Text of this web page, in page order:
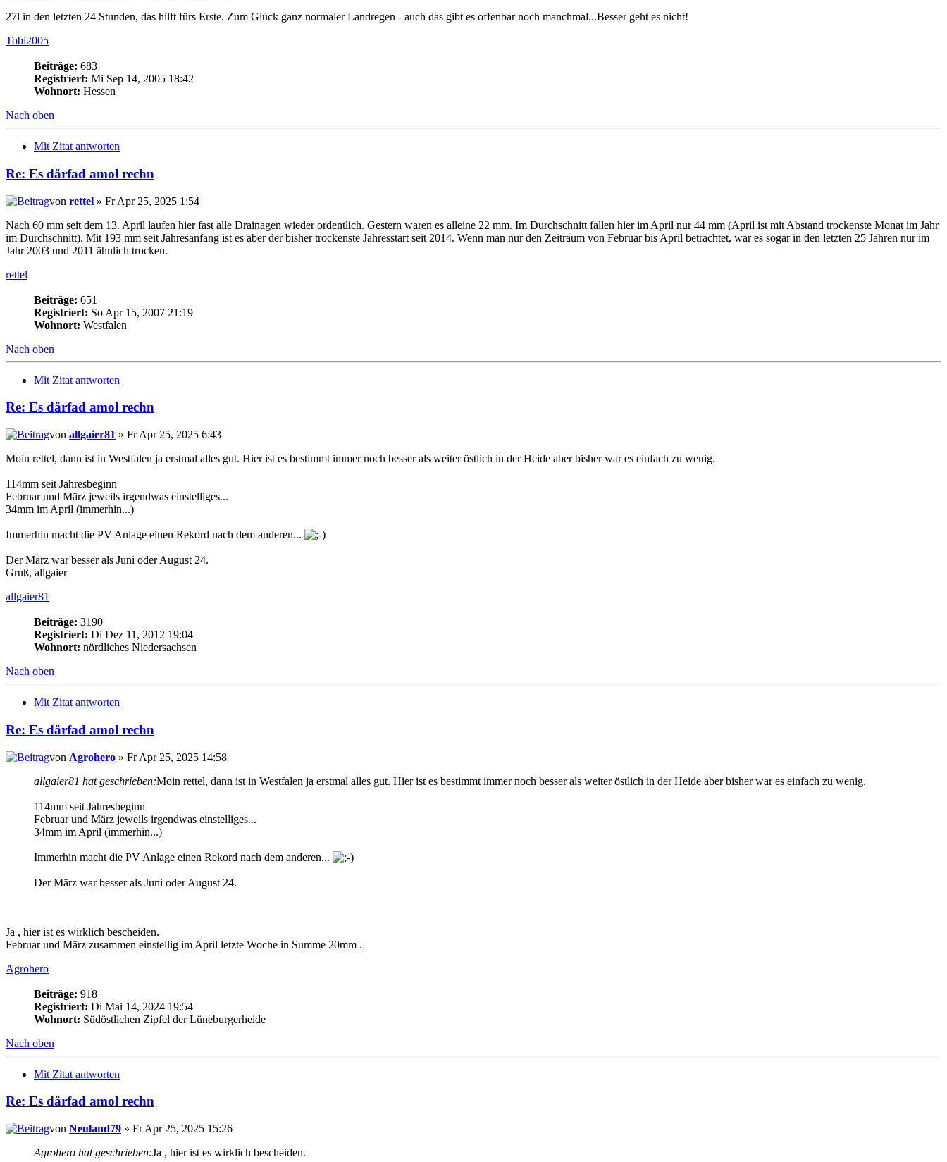
27l in den letzten 24 Stunden, das hilft fürs Erste. Zum Glück ganz normaler Landregen - auch das gibt es offenbar noch manchmal...Besser geht es nicht!
Tobi2005
Beiträge: 683
Registriert: Mi Sep 14, 2005 18:42
Wohnort: Hessen
Nach oben
Mit Zitat antworten
Re: Es därfad amol rechn
von rettel » Fr Apr 25, 2025 1:54
Nach 60 mm seit dem 13. April laufen hier fast alle Drainagen wieder ordentlich. Gestern waren es alleine 22 mm. Im Durchschnitt fallen hier im April nur 44 mm (April ist mit Abstand trockenste Monat im Jahr
im Durchschnitt). Mit 193 mm seit Jahresanfang ist es aber der bisher trockenste Jahresstart seit 2014. Wenn man nur den Zeitraum von Februar bis April betrachtet, war es sogar in den letzten 25 Jahren nur im
Jahr 2003 und 2011 ähnlich trocken.
rettel
Beiträge: 651
Registriert: So Apr 15, 2007 21:19
Wohnort: Westfalen
Nach oben
Mit Zitat antworten
Re: Es därfad amol rechn
von allgaier81 » Fr Apr 25, 2025 6:43
Moin rettel, dann ist in Westfalen ja erstmal alles gut. Hier ist es bestimmt immer noch besser als weiter östlich in der Heide aber bisher war es einfach zu wenig.
114mm seit Jahresbeginn
Februar und März jeweils irgendwas einstelliges...
34mm im April (immerhin...)
Immerhin macht die PV Anlage einen Rekord nach dem anderen...
Der März war besser als Juni oder August 24.
Gruß, allgaier
allgaier81
Beiträge: 3190
Registriert: Di Dez 11, 2012 19:04
Wohnort: nördliches Niedersachsen
Nach oben
Mit Zitat antworten
Re: Es därfad amol rechn
von Agrohero » Fr Apr 25, 2025 14:58
allgaier81 hat geschrieben:Moin rettel, dann ist in Westfalen ja erstmal alles gut. Hier ist es bestimmt immer noch besser als weiter östlich in der Heide aber bisher war es einfach zu wenig.
114mm seit Jahresbeginn
Februar und März jeweils irgendwas einstelliges...
34mm im April (immerhin...)
Immerhin macht die PV Anlage einen Rekord nach dem anderen...
Der März war besser als Juni oder August 24.
Ja , hier ist es wirklich bescheiden.
Februar und März zusammen einstellig im April letzte Woche in Summe 20mm .
Agrohero
Beiträge: 918
Registriert: Di Mai 14, 2024 19:54
Wohnort: Südöstlichen Zipfel der Lüneburgerheide
Nach oben
Mit Zitat antworten
Re: Es därfad amol rechn
von Neuland79 » Fr Apr 25, 2025 15:26
Agrohero hat geschrieben:Ja , hier ist es wirklich bescheiden.